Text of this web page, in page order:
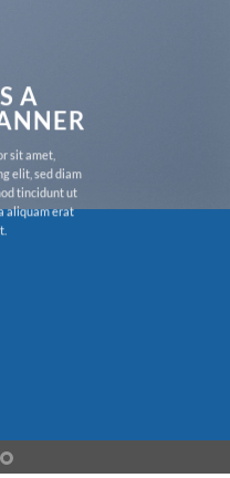
A
sit amet,
elit, sed diam
tincidunt ut
aliquam erat